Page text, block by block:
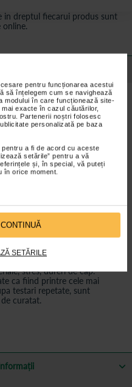
pentru funcționarea acestui
să înțelegem cum se navighează
modului în care funcționează site-
exacte în cazul căutărilor,
Partenerii noștri folosesc
personalizată pe baza
pentru a fi de acord cu aceste
setările” pentru a vă
și, în special, vă puteți
în orice moment.
SETĂRILE
in dreptul fiecarui produs sunt
online.
produs
zgomotele daunatoare si
sunetele ambientale pot fi
mai moale din cauza
formei conductului auditiv,
Zgomotul excesiv poate avea
stres, dureri de cap.
ca fiind printre cele mai
testari repetate, sunt
curatat.